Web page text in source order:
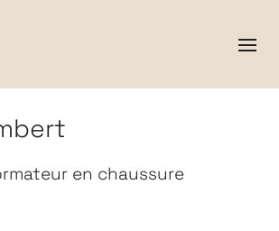
en chaussure